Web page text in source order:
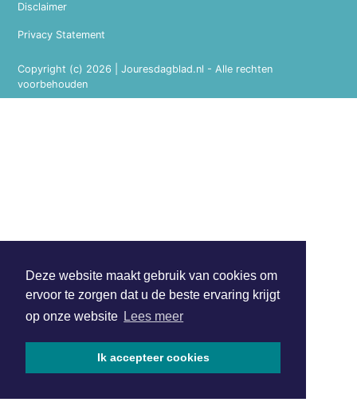
Deze website maakt gebruik van cookies om
ervoor te zorgen dat u de beste ervaring krijgt
op onze website Lees meer
Ik accepteer cookies
Copyright (c) 2026 | Jouresdagblad.nl - Alle rechten
voorbehouden
Disclaimer
Privacy Statement